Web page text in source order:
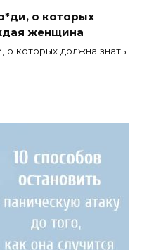
о которых
женщина
о которых должна знать